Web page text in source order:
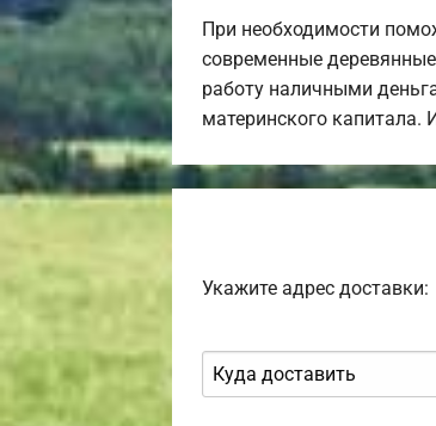
При необходимости
современные
работу наличными
материнского
Укажите адрес доставки: